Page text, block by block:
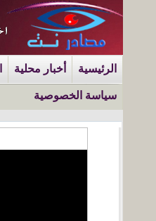
الرئيسية أخبار محلية
سياسة الخصوصية